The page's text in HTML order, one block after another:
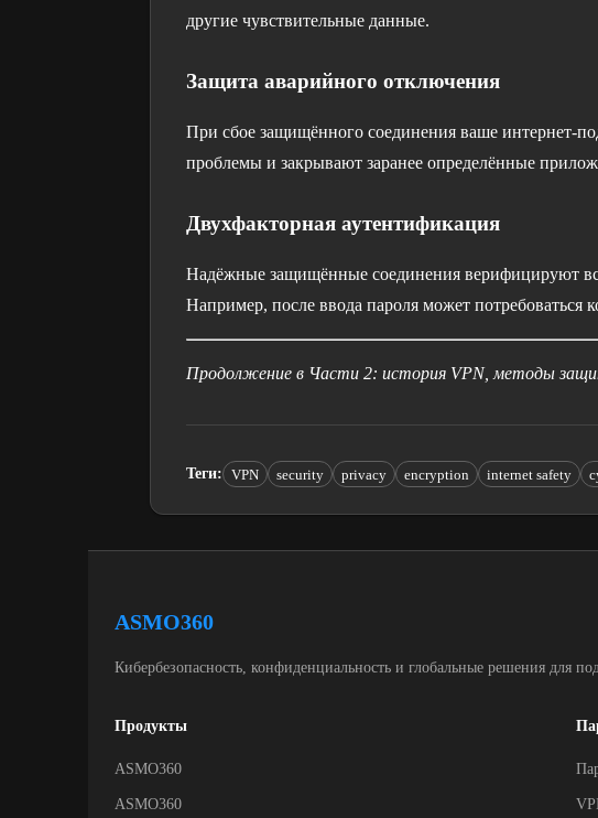
другие чувствительные данные.
Защита аварийного отключения
При сбое защищённого соединения ваше интернет-
проблемы и закрывают заранее определённые
Двухфакторная аутентификация
Надёжные защищённые соединения верифицируют
Например, после ввода пароля может
Продолжение в Части 2: история VPN, методы
Теги: VPN security privacy encryption internet safety
ASMO360
Кибербезопасность, конфиденциальность и глобальные решения для
Продукты
ASMO360
ASMO360